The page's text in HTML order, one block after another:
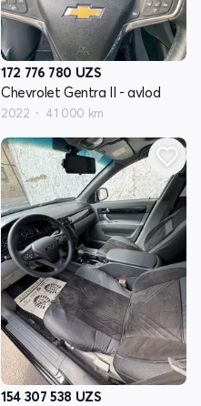
172 776 780 UZS
Chevrolet Gentra II - avlod
2022 41 000 km
154 307 538 UZS